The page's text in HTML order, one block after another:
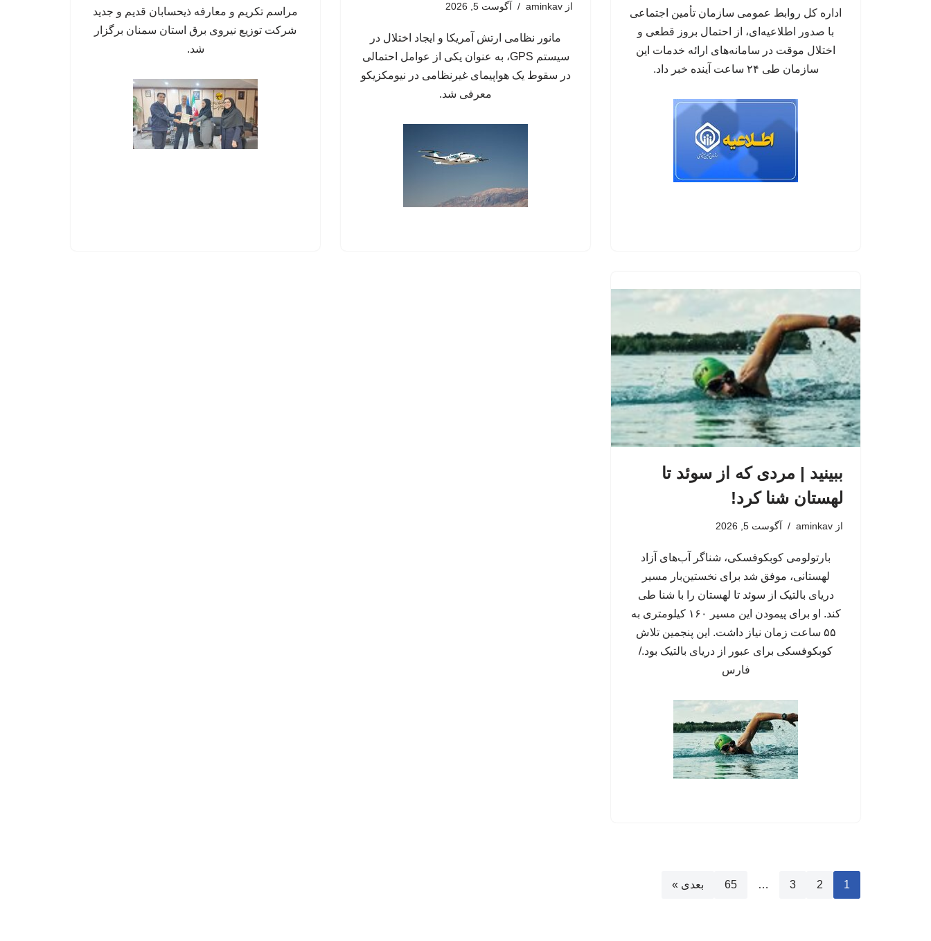
اداره کل روابط عمومی سازمان تأمین اجتماعی
با صدور اطلاعیه‌ای، از احتمال بروز قطعی و
اختلال موقت در سامانه‌های ارائه خدمات این
سازمان طی ۲۴ ساعت آینده خبر داد.
از aminkav آگوست 5, 2026
مانور نظامی ارتش آمریکا و ایجاد اختلال در
سیستم‌ GPS، به عنوان یکی از عوامل احتمالی
در سقوط یک هواپیمای غیرنظامی در نیومکزیکو
معرفی شد.
مراسم تکریم و معارفه ذیحسابان قدیم و جدید
شرکت توزیع نیروی برق استان سمنان برگزار
شد.
ببینید | مردی که از سوئد تا
لهستان شنا کرد!
از aminkav آگوست 5, 2026
بارتولومی کوبکوفسکی، شناگر آب‌های آزاد
لهستانی، موفق شد برای نخستین‌بار مسیر
دریای بالتیک از سوئد تا لهستان را با شنا طی
کند. او برای پیمودن این مسیر ۱۶۰ کیلومتری به
۵۵ ساعت زمان نیاز داشت. این پنجمین تلاش
کوبکوفسکی برای عبور از دریای بالتیک بود./
فارس
1
2
3
…
65 بعدی »